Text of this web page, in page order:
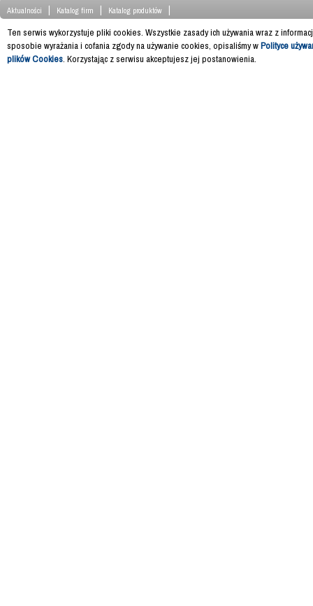
Aktualności | Katalog firm | Katalog produktów
|
Ten serwis wykorzystuje pliki cookies. Wszystkie zasady ich używania wraz z
sposobie wyrażania i cofania zgody na używanie cookies, opisaliśmy wPolityce
plików Cookies. Korzystając z serwisu akceptujesz jej postanowienia.